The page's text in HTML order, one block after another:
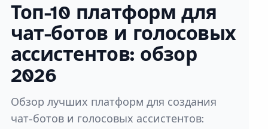
Топ-10 платформ для
чат-ботов и голосовых
ассистентов: обзор
2026
Обзор лучших платформ для создания
чат-ботов и голосовых ассистентов: